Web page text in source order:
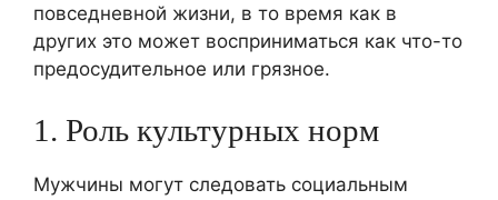
повседневной жизни, в то время как в
других это может восприниматься как что-то
предосудительное или грязное.
1. Роль культурных норм
Мужчины могут следовать социальным